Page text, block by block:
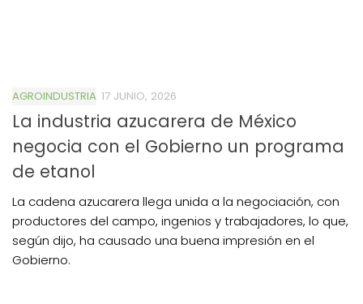
AGROINDUSTRIA 17 JUNIO, 2026
La industria azucarera de México
negocia con el Gobierno un programa
de etanol
La cadena azucarera llega unida a la negociación, con
productores del campo, ingenios y trabajadores, lo que,
según dijo, ha causado una buena impresión en el
Gobierno.